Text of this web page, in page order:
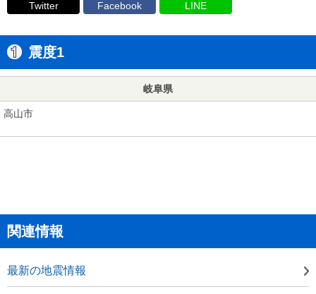
Twitter Facebook LINE
震度1
岐阜県
高山市
関連情報
最新の地震情報